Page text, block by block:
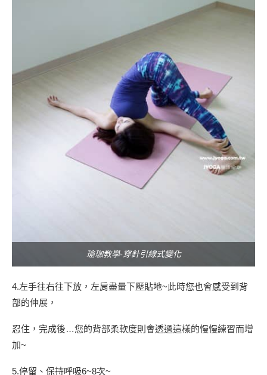
瑜珈教學-穿針引線式變化
4.左手往右往下放，左肩盡量下壓貼地~此時您也會感受到背
部的伸展，
忍住，完成後…您的背部柔軟度則會透過這樣的慢慢練習而增
加~
5.停留、保持呼吸6~8次~